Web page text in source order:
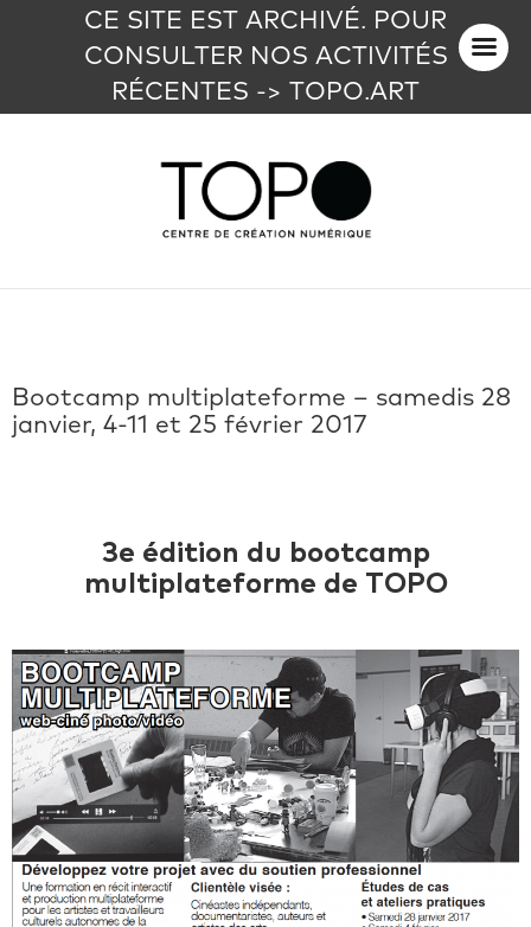
CE SITE EST ARCHIVÉ. POUR
CONSULTER NOS ACTIVITÉS
RÉCENTES -> TOPO.ART
Bootcamp multiplateforme – samedis 28
janvier, 4-11 et 25 février 2017
3e édition du bootcamp
multiplateforme de TOPO